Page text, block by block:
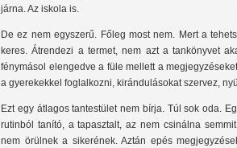
járna. Az iskola is.
De ez nem egyszerű. Főleg most nem. Mert a
keres. Átrendezi a termet, nem azt a tankönyvet
fénymásol elengedve a füle mellett a
a gyerekekkel foglalkozni, kirándulásokat szervez,
Ezt egy átlagos tantestület nem bírja. Túl sok oda.
rutinból tanító, a tapasztalt, az nem csinálna
nem örülnek a sikerének. Aztán epés